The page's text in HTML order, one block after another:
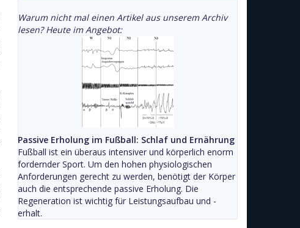
Warum nicht mal einen Artikel aus unserem Archiv
lesen? Heute im Angebot:
Passive Erholung im Fußball: Schlaf und Ernährung
Fußball ist ein überaus intensiver und körperlich enorm
fordernder Sport. Um den hohen physiologischen
Anforderungen gerecht zu werden, benötigt der Körper
auch die entsprechende passive Erholung. Die
Regeneration ist wichtig für Leistungsaufbau und -
erhalt.